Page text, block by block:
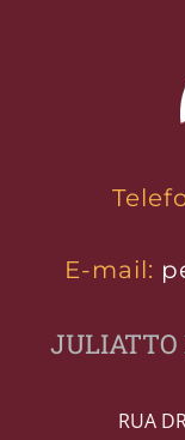
E-mail:
JULIATTO
RUA